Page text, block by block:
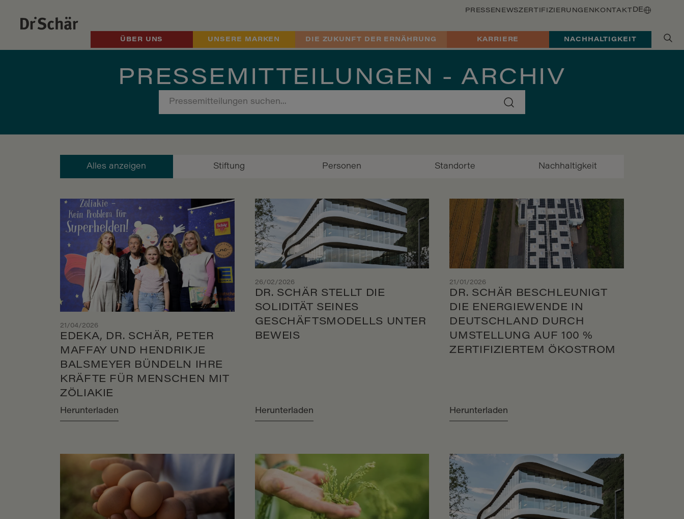
PRESSENEWSZERTIFIZIERUNGEN KONTAKT DE
ÜBER UNS UNSERE MARKEN DIE ZUKUNFT DER ERNÄHRUNG KARRIERE NACHHALTIGKEIT
PRESSEMITTEILUNGEN - ARCHIV
Alles anzeigen Stiftung Personen Standorte Nachhaltigkeit
21/04/2026
EDEKA, DR. SCHÄR, PETER
MAFFAY UND HENDRIKJE
BALSMEYER BÜNDELN IHRE
KRÄFTE FÜR MENSCHEN MIT
ZÖLIAKIE
Herunterladen
26/02/2026
DR. SCHÄR STELLT DIE
SOLIDITÄT SEINES
GESCHÄFTSMODELLS UNTER
BEWEIS
Herunterladen
21/01/2026
DR. SCHÄR BESCHLEUNIGT
DIE ENERGIEWENDE IN
DEUTSCHLAND DURCH
UMSTELLUNG AUF 100 %
ZERTIFIZIERTEM ÖKOSTROM
Herunterladen